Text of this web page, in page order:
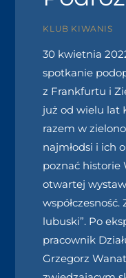
KLUB KIWANIS
30 kwietnia
spotkanie
z Frankfurtu i
już od wielu lat
razem w
najmłodsi i ich
poznać historie
otwartej
lubuski”. Po
pracownik
Grzegorz